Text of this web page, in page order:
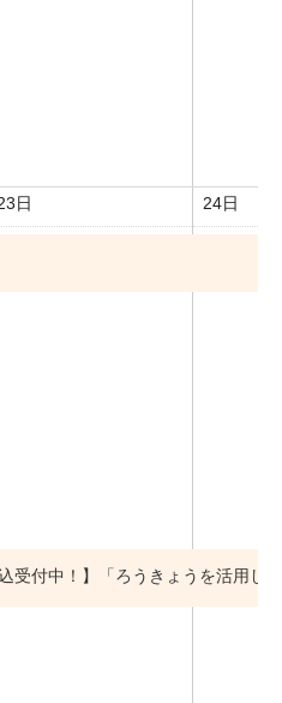
日 24日
受付中！】「ろうきょうを活用